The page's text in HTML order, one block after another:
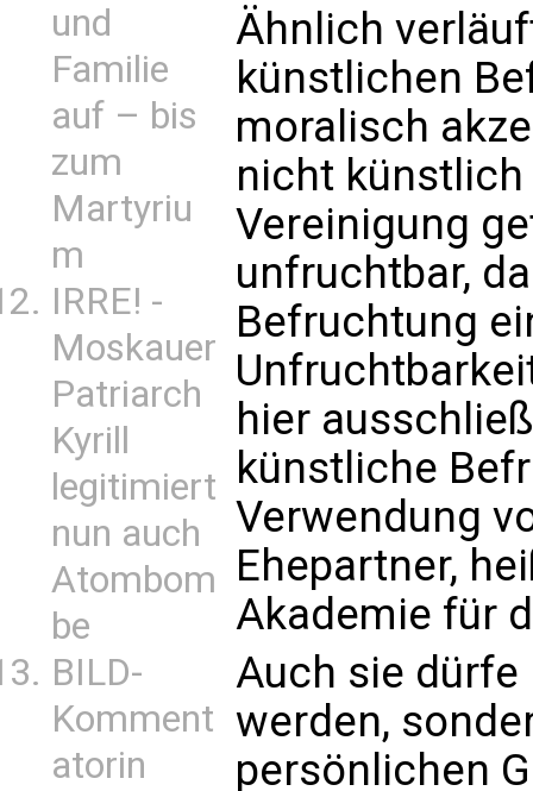
und
Familie
auf – bis
zum
Martyriu
m
IRRE! -
Moskauer
Patriarch
Kyrill
legitimiert
nun auch
Atombom
be
BILD-
Komment
atorin
Ähnlich
künstlichen
moralisch
nicht
Vereinigung
unfruchtbar,
Befruchtung
hier
künstliche
Verwendung
Ehepartner,
Akademie für
Auch sie
werden,
persönlichen